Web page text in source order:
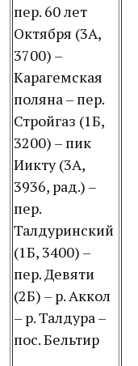
пер. 60 лет
Октября (3А,
3700) –
Карагемская
поляна – пер.
Стройгаз (1Б,
3200) – пик
Иикту (3А,
3936, рад.) –
пер.
Талдуринский
(1Б, 3400) –
пер. Девяти
(2Б) – р. Аккол
– р. Талдура –
пос. Бельтир